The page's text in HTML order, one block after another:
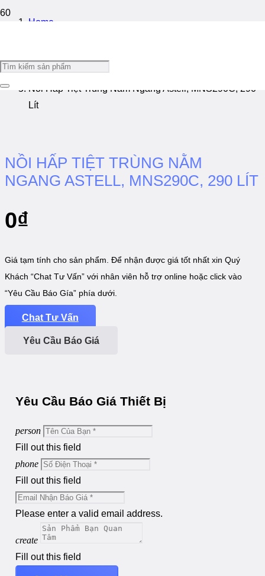
Home
/
Nồi Hấp Tiệt Trùng Nằm Ngang Astell, MNS290C, 290
Lít
NỒI HẤP TIỆT TRÙNG NẰM
NGANG ASTELL, MNS290C, 290 LÍT
0₫
Giá tạm tính cho sản phẩm. Để nhận được giá tốt nhất xin Quý
Khách “Chat Tư Vấn” với nhân viên hỗ trợ online hoặc click vào
“Yêu Cầu Báo Gía” phía dưới.
Chat Tư Vấn
Yêu Cầu Báo Giá
Yêu Cầu Báo Giá Thiết Bị
person
Fill out this field
phone
Fill out this field
Please enter a valid email address.
create
Fill out this field